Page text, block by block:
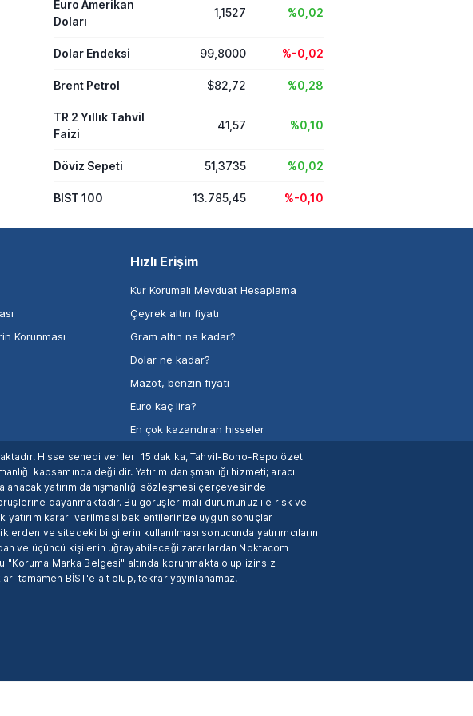
Euro Amerikan
Doları
1,1527 %0,02
Dolar Endeksi 99,8000 %-0,02
Brent Petrol $82,72 %0,28
TR 2 Yıllık Tahvil
Faizi
41,57 %0,10
Döviz Sepeti 51,3735 %0,02
BIST 100 13.785,45 %-0,10
Korunması
Hızlı Erişim
Kur Korumalı Mevduat Hesaplama
Çeyrek altın fiyatı
Gram altın ne kadar?
Dolar ne kadar?
Mazot, benzin fiyatı
Euro kaç lira?
En çok kazandıran hisseler
Hisse senedi verileri 15 dakika, Tahvil-Bono-Repo özet
kapsamında değildir. Yatırım danışmanlığı hizmeti; aracı
yatırım danışmanlığı sözleşmesi çerçevesinde
dayanmaktadır. Bu görüşler mali durumunuz ile risk ve
kararı verilmesi beklentilerinize uygun sonuçlar
ve sitedeki bilgilerin kullanılması sonucunda yatırımcıların
ve üçüncü kişilerin uğrayabileceği zararlardan Noktacom
Marka Belgesi" altında korunmakta olup izinsiz
tamamen BİST'e ait olup, tekrar yayınlanamaz.